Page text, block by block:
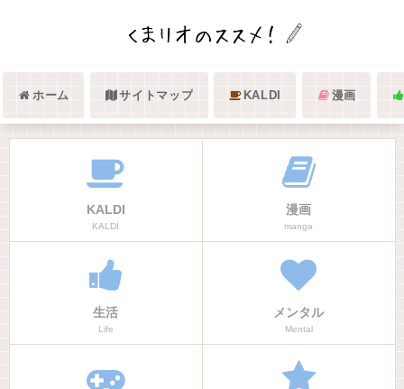
ホーム サイトマップ KALDI 漫画
KALDI
KALDI
漫画
manga
生活
Life
メンタル
Mental